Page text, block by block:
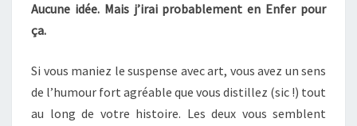
Aucune idée. Mais j’irai probablement en Enfer pour
ça.
Si vous maniez le suspense avec art, vous avez un sens
de l’humour fort agréable que vous distillez (sic !) tout
au long de votre histoire. Les deux vous semblent